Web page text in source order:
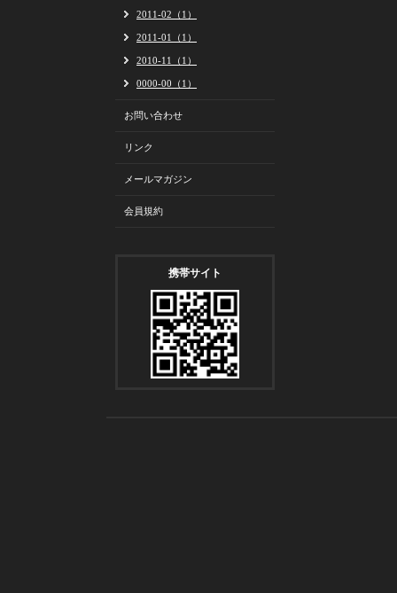
2011-02（1）
2011-01（1）
2010-11（1）
0000-00（1）
お問い合わせ
リンク
メールマガジン
会員規約
携帯サイト